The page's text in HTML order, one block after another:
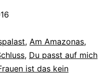
, Am Amazonas,
, Du passt auf mich
ist das kein